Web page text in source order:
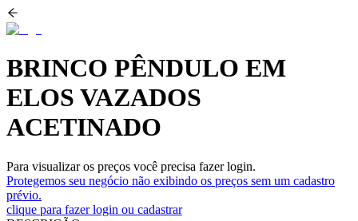
BRINCO PÊNDULO EM
ELOS VAZADOS
ACETINADO
Para visualizar os preços você precisa fazer login.
Protegemos seu negócio não exibindo os preços sem um cadastro
prévio.
clique para fazer login ou cadastrar